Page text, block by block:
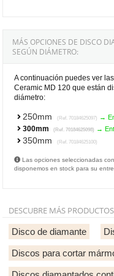
MÁS OPCIONES DE DISCO
SEGÚN DIÁMETRO:
A continuación puedes ver
Ceramic MD 120 que están
diámetro:
250mm (Ref. 70184625097) →
300mm (Ref. 70184625098) →
350mm (Ref. 70184625100)
Las opciones seleccionadas
disponemos en stock para su
DESCUBRE MÁS
Disco de diamante
Discos para cortar